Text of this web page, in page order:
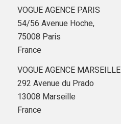
VOGUE AGENCE PARIS
54/56 Avenue Hoche,
75008 Paris
France
VOGUE AGENCE MARSEILLE
292 Avenue du Prado
13008 Marseille
France